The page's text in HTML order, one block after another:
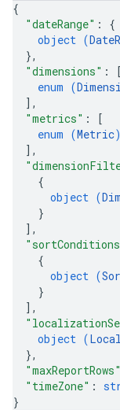
{
"dateRange" : {
object (
},
"dimensions" :
[
enum (
] ,
"metrics" :
[
enum (Metric)
] ,
{
object (
}
] ,
{
object (
}
] ,
object (
},
"maxReportRows"
"timeZone" :
}